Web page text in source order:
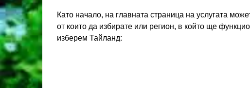
Като начало, на главната страница на услугата
от които да избирате или регион, в който ще
изберем Тайланд: